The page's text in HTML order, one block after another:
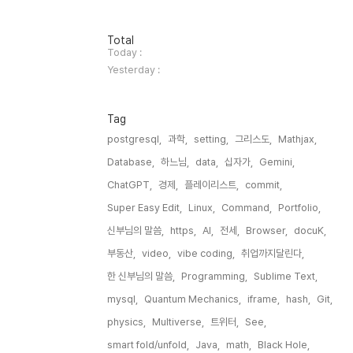
방
문
자
수
Total
Today :
Yesterday :
Tag
postgresql, 과학, setting, 그리스도,
Mathjax,
Database,
하느님, data, 십자가,
Gemini,
ChatGPT,
경제, 플레이리스트,
commit,
Super Easy Edit,
Linux, Command,
Portfolio,
신부님의 말씀,
https, AI, 전세, Browser,
docuK,
부동산,
video, vibe coding,
취업까지달린다,
한 신부님의 말씀,
Programming,
Sublime Text,
mysql,
Quantum Mechanics, iframe, hash,
Git,
physics,
Multiverse, 트위터,
See,
smart fold/unfold,
Java, math, Black Hole,